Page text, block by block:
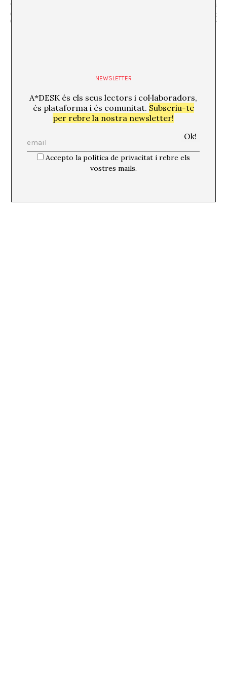
catalogació col·lectiva de fanzins (inclou pausa amb
dinar cuinat per els responsables del projecte)
Vermut: “España
fea” Andrés Rubio x
NEWSLETTER
A*DESK és els seus lectors i col·laboradors,
és plataforma i és comunitat. Subscriu-te
per rebre la nostra newsletter!
Accepto la política de privacitat i rebre els
vostres mails.